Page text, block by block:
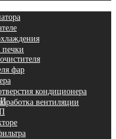
печки
фар
кондиционера
вентиляции